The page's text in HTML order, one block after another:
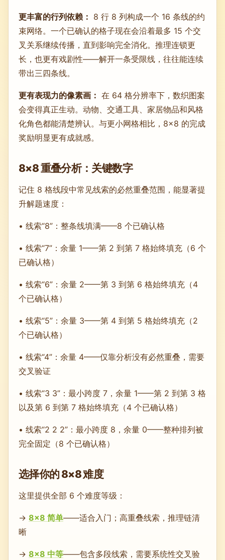
更丰富的行列依赖： 8 行 8 列构成一个 16 条线的约
束网络。一个已确认的格子现在会沿着最多 15 个交
叉关系继续传播，直到影响完全消化。推理连锁更
长，也更有戏剧性——解开一条受限线，往往能连续
带出三四条线。
更有表现力的像素画： 在 64 格分辨率下，数织图案
会变得真正生动。动物、交通工具、家居物品和风格
化角色都能清楚辨认。与更小网格相比，8×8 的完成
奖励明显更有成就感。
8×8 重叠分析：关键数字
记住 8 格线段中常见线索的必然重叠范围，能显著提
升解题速度：
• 线索“8”：整条线填满——8 个已确认格
• 线索“7”：余量 1——第 2 到第 7 格始终填充（6 个
已确认格）
• 线索“6”：余量 2——第 3 到第 6 格始终填充（4
个已确认格）
• 线索“5”：余量 3——第 4 到第 5 格始终填充（2
个已确认格）
• 线索“4”：余量 4——仅靠分析没有必然重叠，需要
交叉验证
• 线索“3 3”：最小跨度 7，余量 1——第 2 到第 3 格
以及第 6 到第 7 格始终填充（4 个已确认格）
• 线索“2 2 2”：最小跨度 8，余量 0——整种排列被
完全固定（8 个已确认格）
选择你的 8×8 难度
这里提供全部 6 个难度等级：
→ 8×8 简单——适合入门；高重叠线索，推理链清
晰
→ 8×8 中等——包含多段线索，需要系统性交叉验